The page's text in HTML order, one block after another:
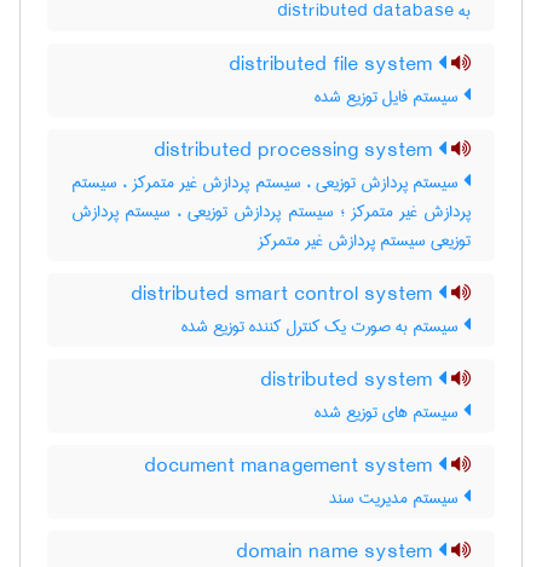
به ‎ distributed database
سیستم فایل توزیع شده
سیستم پردازش توزیعی ، سیستم پردازش غیر متمرکز ، سیستم
پردازش غیر متمرکز ؛ سیستم پردازش توزیعی ، سیستم پردازش
توزیعی سیستم پردازش غیر متمرکز
سیستم به صورت یک کنترل کننده توزیع شده
سیستم های توزیع شده
سیستم مدیریت سند